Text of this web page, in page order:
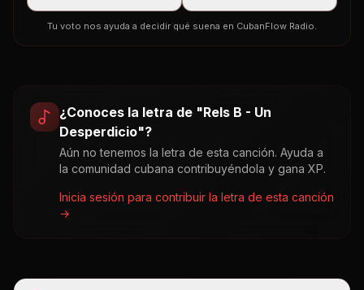
Tu voto nos ayuda a decidir qué suena en CubanFlow Radio.
¿Conoces la letra de "Rels B - Un
Desperdicio"?
Aún no tenemos la letra de esta canción. Ayuda a
la comunidad cubana contribuyéndola y gana XP.
Inicia sesión para contribuir la letra de esta canción
→